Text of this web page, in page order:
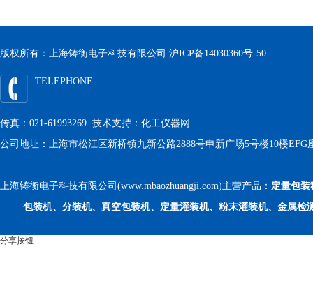
版权所有：上海铸衡电子科技有限公司 沪ICP备14030360号-50
TELEPHONE
传真：021-61993269 技术支持： 化工仪器网
公司地址：上海市松江区新桥镇九新公路2888号申新广场5号楼10楼EFG
上海铸衡电子科技有限公司(www.mbaozhuangji.com)主营产品： 定量包装
包装机、分装机、真空包装机、定量灌装机、粉末灌装机、金属检
分享按钮